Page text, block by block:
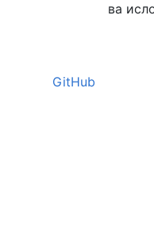
ва
GitHub